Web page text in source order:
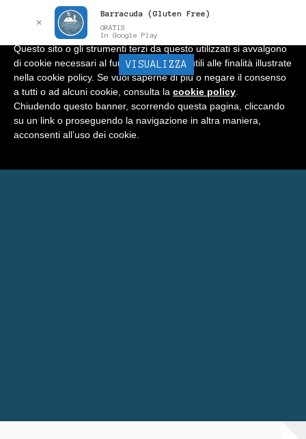
BARRACUDA Menu
Home
Negozio
✕
Barracuda (Gluten Free)
GRATIS
In Google Play
VISUALIZZA
Informativa
Questo sito o gli strumenti terzi da questo utilizzati si avvalgono
di cookie necessari al funzionamento ed utili alle finalità illustrate
nella cookie policy. Se vuoi saperne di più o negare il consenso
a tutti o ad alcuni cookie, consulta la cookie policy
Chiudendo questo banner, scorrendo questa pagina, cliccando
su un link o proseguendo la navigazione in altra maniera,
acconsenti all’uso dei cookie.